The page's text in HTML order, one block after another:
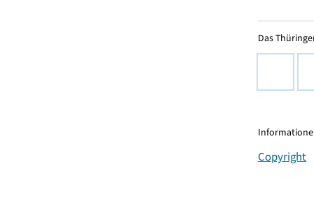
Das
Copyright